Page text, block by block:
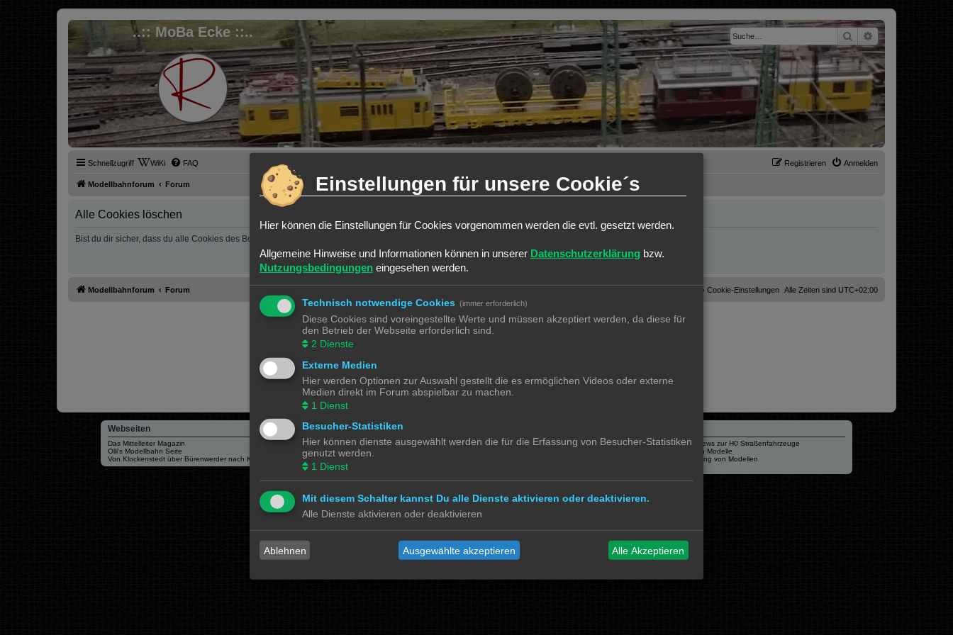
..:: MoBa Ecke ::.. SucheErweiterte Suche
Schnellzugriff WiKi FAQ Anmelden
Registrieren
Modellbahnforum Forum
Alle Cookies löschen
Bist du dir sicher, dass du alle Cookies des Boards löschen möchtest?
Modellbahnforum Forum Alle Zeiten sind UTC+02:00
Cookie-Einstellungen
Datenschutz
|Nutzungsbedingungen
Webseiten
Das Mittelleiter Magazin
Olli's Modellbahn Seite
Von Klockenstedt über Bürenwerder nach Klingsiel
Social Media
Bimm MOBA TV <- YouTube
@tramspotters <- Instagram
lenasmodellbahn <- Instagram
Schmiddko Modellbahn <- YouTube
mo87.de Infos und News zur H0 Straßenfahrzeuge
Hamburger Hochbahn Modelle
Heiko Wolbink | Alterung von Modellen
Einstellungen für unsere Cookie´s
Hier können die Einstellungen für Cookies vorgenommen werden die evtl. gesetzt werden.
Allgemeine Hinweise und Informationen können in unserer Datenschutzerklärung bzw.
Nutzungsbedingungen eingesehen werden.
Technisch notwendige Cookies (immer erforderlich)
Diese Cookies sind voreingestellte Werte und müssen akzeptiert werden, da diese für
den Betrieb der Webseite erforderlich sind.
2 Dienste
Externe Medien
Hier werden Optionen zur Auswahl gestellt die es ermöglichen Videos oder externe
Medien direkt im Forum abspielbar zu machen.
1 Dienst
Besucher-Statistiken
Hier können dienste ausgewählt werden die für die Erfassung von Besucher-Statistiken
genutzt werden.
1 Dienst
Mit diesem Schalter kannst Du alle Dienste aktivieren oder deaktivieren.
Alle Dienste aktivieren oder deaktivieren
Ablehnen Ausgewählte akzeptieren Alle Akzeptieren